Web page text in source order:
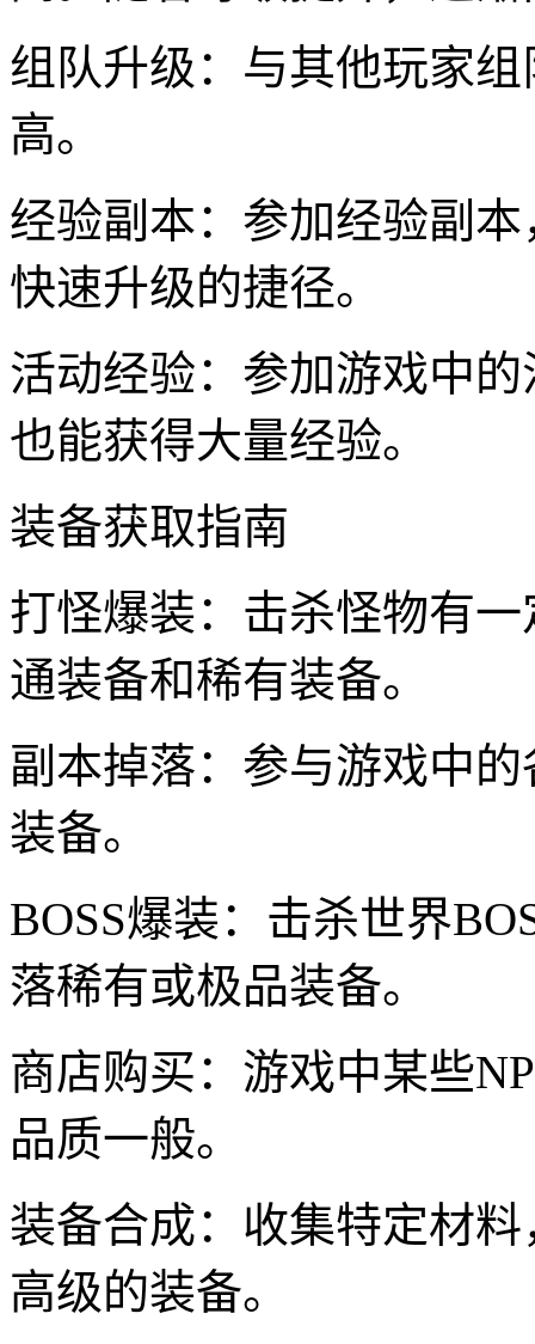
组队升级：与其他玩家
高。
经验副本：参加经验副
快速升级的捷径。
活动经验：参加游戏中
也能获得大量经验。
装备获取指南
打怪爆装：击杀怪物有
通装备和稀有装备。
副本掉落：参与游戏中
装备。
BOSS爆装：击杀世界
落稀有或极品装备。
商店购买：游戏中某些
品质一般。
装备合成：收集特定材
高级的装备。